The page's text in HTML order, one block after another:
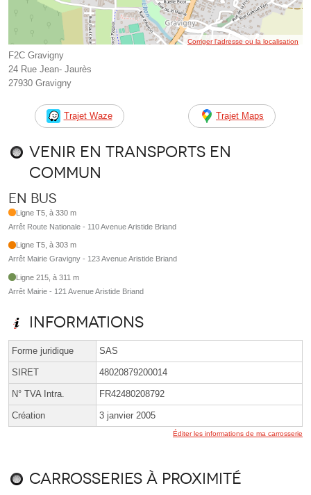
Corriger l’adresse ou la localisation
F2C Gravigny
24 Rue Jean- Jaurès
27930 Gravigny
Trajet Waze Trajet Maps
Venir en transports en
commun
En bus
Ligne T5, à 330 m
Arrêt Route Nationale - 110 Avenue Aristide Briand
Ligne T5, à 303 m
Arrêt Mairie Gravigny - 123 Avenue Aristide Briand
Ligne 215, à 311 m
Arrêt Mairie - 121 Avenue Aristide Briand
Informations
Forme juridique SAS
SIRET 48020879200014
N° TVA Intra. FR42480208792
Création 3 janvier 2005
Éditer les informations de ma carrosserie
Carrosseries à proximité